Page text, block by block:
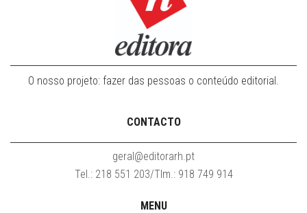
O nosso projeto: fazer das pessoas o conteúdo editorial.
CONTACTO
geral@editorarh.pt
Tel.: 218 551 203/Tlm.: 918 749 914
MENU